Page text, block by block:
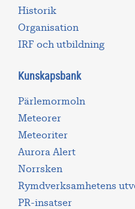
Historik
Organisation
IRF och utbildning
Kunskapsbank
Pärlemormoln
Meteorer
Meteoriter
Aurora Alert
Norrsken
Rymdverksamhetens
PR-insatser